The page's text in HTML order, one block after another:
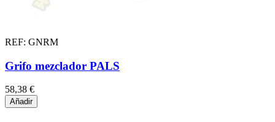
REF: GNRM
Grifo mezclador PALS
58,38 €
Añadir